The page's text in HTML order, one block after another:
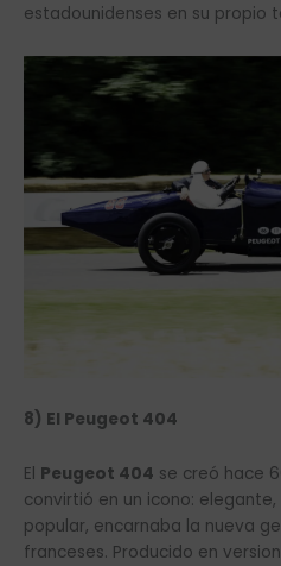
estadounidenses en su propio
8) El Peugeot 404
El Peugeot 404 se creó hace
convirtió en un icono:
popular, encarnaba la nueva
franceses. Producido en